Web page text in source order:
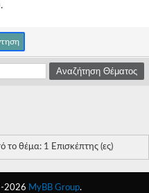
το θέμα: 1 Επισκέπτης (ες)
2026 MyBB Group.